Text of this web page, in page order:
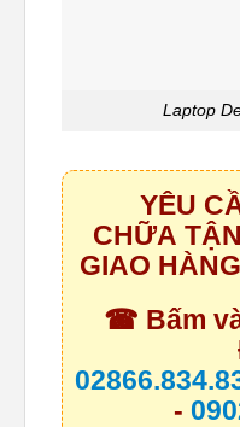
Laptop
YÊU
CHỮA
GIAO
☎ Bấm
-